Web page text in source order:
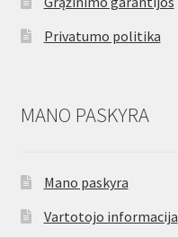
Privatumo politika
MANO PASKYRA
Mano paskyra
Vartotojo informacija